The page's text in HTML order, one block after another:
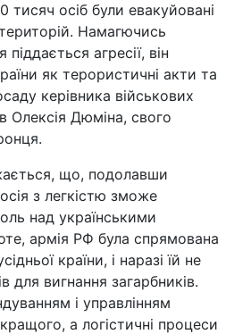
осіб були евакуйовані
Намагючись
агресії, він
як терористичні акти та
керівника військових
Олексія Дюміна, свого
що, подолавши
з легкістю зможе
над українськими
армія РФ була спрямована
країни, і наразі їй не
для вигнання загарбників.
і управлінням
а логістичні процеси